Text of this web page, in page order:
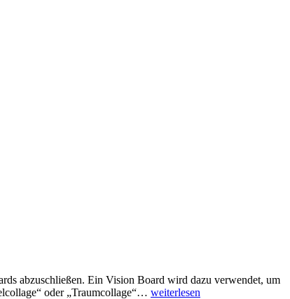
abzuschließen. Ein Vision Board wird dazu verwendet, um
oder „Traumcollage“… Reli-
weiterlesen